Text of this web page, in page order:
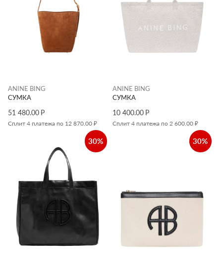
ANINE BING
СУМКА
51 480.00 Р
Сплит 4 платежа по 12 870.00 ₽
ANINE BING
СУМКА
10 400.00 Р
Сплит 4 платежа по 2 600.00 ₽
30% 30%